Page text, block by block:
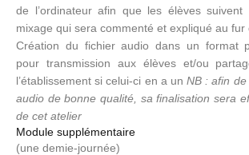
de l’ordinateur afin que les élèves suivent
mixage qui sera commenté et expliqué au fur
Création du fichier audio dans un format
pour transmission aux élèves et/ou
l’établissement si celui-ci en a un NB : afin
audio de bonne qualité, sa finalisation sera
de cet atelier
Module supplémentaire
(une demie-journée)